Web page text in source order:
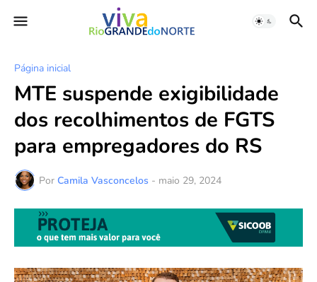
Página inicial
MTE suspende exigibilidade
dos recolhimentos de FGTS
para empregadores do RS
Por Camila Vasconcelos - maio 29, 2024